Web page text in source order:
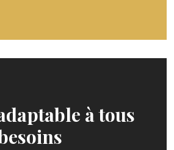
à tous